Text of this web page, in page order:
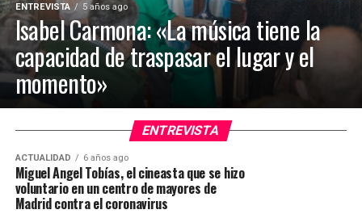
ENTREVISTA 5 años ago
Isabel Carmona: «La música tiene la
capacidad de traspasar el lugar y el
momento»
ENTREVISTA
ACTUALIDAD 6 años ago
Miguel Angel Tobías, el cineasta que se hizo
voluntario en un centro de mayores de
Madrid contra el coronavirus